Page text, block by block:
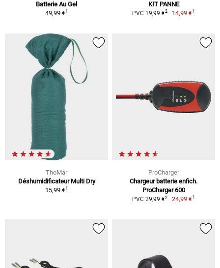
Batterie Au Gel
49,99 €1
KIT PANNE
PVC 19,99 €2 14,99 €1
ThoMar
Déshumidificateur Multi Dry
15,99 €1
ProCharger
Chargeur batterie enfich.
ProCharger 600
PVC 29,99 €2 24,99 €1